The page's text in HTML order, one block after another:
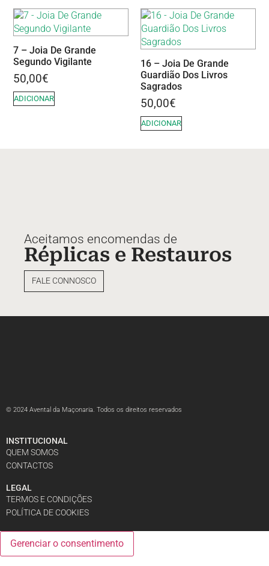
7 – Joia De Grande
Segundo Vigilante
50,00€
ADICIONAR
16 – Joia De Grande
Guardião Dos Livros
Sagrados
50,00€
ADICIONAR
Aceitamos encomendas de
Réplicas e Restauros
FALE CONNOSCO
© 2024 Avental da Maçonaria. Todos os direitos reservados
INSTITUCIONAL
QUEM SOMOS
CONTACTOS
LEGAL
TERMOS E CONDIÇÕES
POLÍTICA DE COOKIES
Gerenciar o consentimento